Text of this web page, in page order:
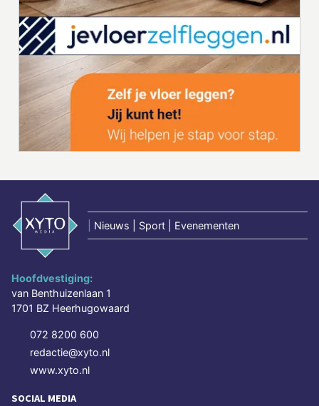
Nieuws | Sport | Evenementen
Hoofdvestiging:
van Benthuizenlaan 1
1701 BZ Heerhugowaard
072 8200 600
redactie@xyto.nl
www.xyto.nl
SOCIAL MEDIA